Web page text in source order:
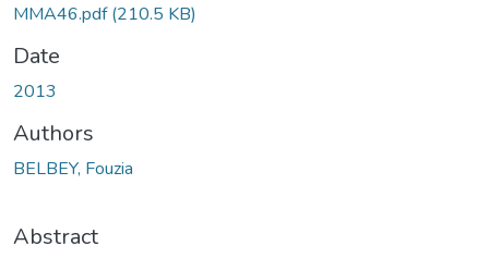
MMA46.pdf(210.5 KB)
Date
2013
Authors
BELBEY, Fouzia
Abstract